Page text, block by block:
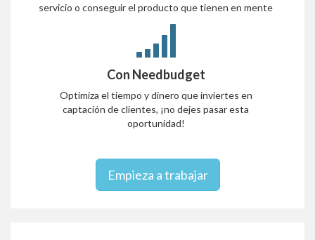
servicio o conseguir el producto que tienen en mente
Con Needbudget
Optimiza el tiempo y dinero que inviertes en
captación de clientes, ¡no dejes pasar esta
oportunidad!
Empieza a trabajar